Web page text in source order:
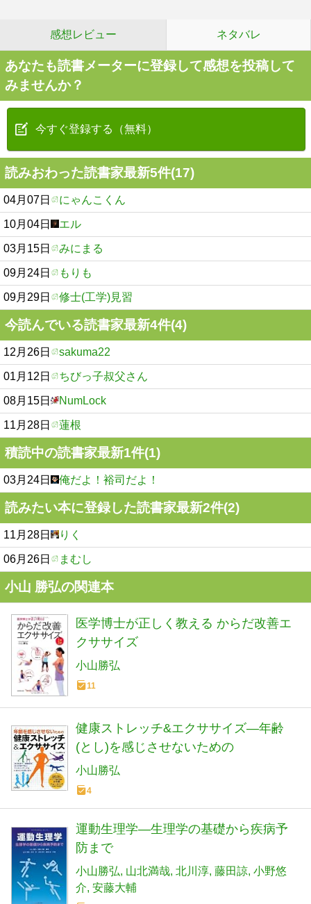
感想レビュー ネタバレ
あなたも読書メーターに登録して感想を投稿して
みませんか？
今すぐ登録する（無料）
読みおわった読書家最新5件(17)
04月07日 にゃんこくん
10月04日 エル
03月15日 みにまる
09月24日 もりも
09月29日 修士(工学)見習
今読んでいる読書家最新4件(4)
12月26日 sakuma22
01月12日 ちびっ子叔父さん
08月15日 NumLock
11月28日 蓮根
積読中の読書家最新1件(1)
03月24日 俺だよ！裕司だよ！
読みたい本に登録した読書家最新2件(2)
11月28日 りく
06月26日 まむし
小山 勝弘の関連本
医学博士が正しく教える からだ改善エ
クササイズ
小山勝弘
11
健康ストレッチ&エクササイズ―年齢
(とし)を感じさせないための
小山勝弘
4
運動生理学―生理学の基礎から疾病予
防まで
小山勝弘 山北満哉 北川淳 藤田諒 小野悠
介 安藤大輔